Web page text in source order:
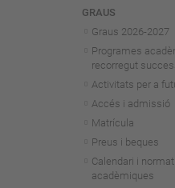
GRAUS
Graus 2026-2027
Programes
recorregut
Activitats per a
Accés i admissió
Matrícula
Preus i beques
Calendari i
acadèmiques